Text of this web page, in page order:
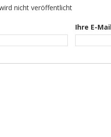
nicht veröffentlicht
Ihre E-